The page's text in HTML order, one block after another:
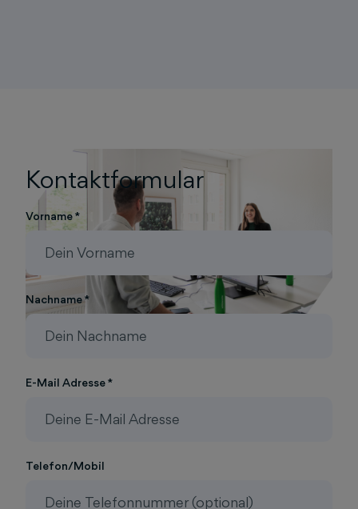
Kontaktformular
Vorname *
Nachname *
E-Mail Adresse *
Telefon/Mobil